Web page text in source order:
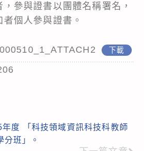
參與證書以團體名稱署名，
個人參與證書。
下載
度 「科技領域資訊科技科教師
分班」。